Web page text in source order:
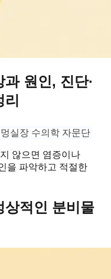
원인, 진단·
멍실장 수의학 자문단
않으면 염증이나
을 파악하고 적절한
상적인 분비물